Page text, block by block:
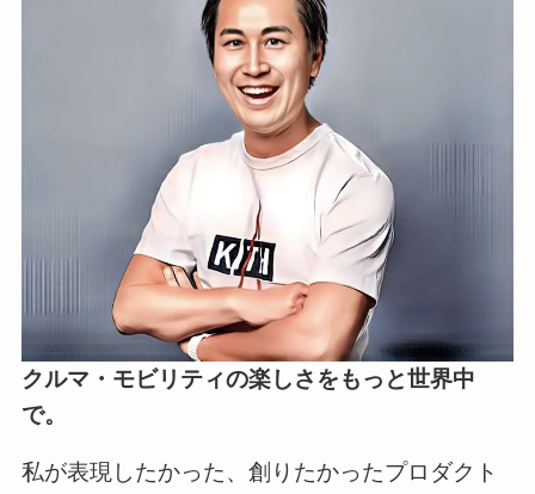
クルマ・モビリティの楽しさをもっと世界中
で。
私が表現したかった、創りたかったプロダクト